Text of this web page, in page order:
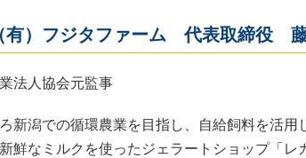
有）フジタファーム 代表取締役
法人協会元監事
新潟での循環農業を目指し、自給飼料を活用
鮮なミルクを使ったジェラートショップ「レ